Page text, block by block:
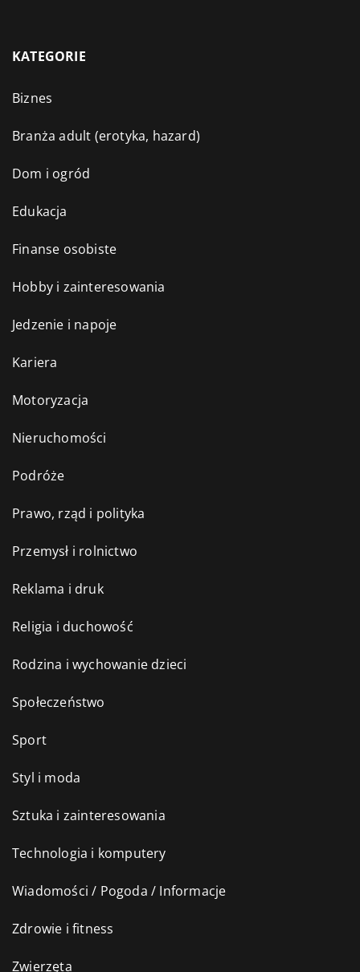
KATEGORIE
Biznes
Branża adult (erotyka, hazard)
Dom i ogród
Edukacja
Finanse osobiste
Hobby i zainteresowania
Jedzenie i napoje
Kariera
Motoryzacja
Nieruchomości
Podróże
Prawo, rząd i polityka
Przemysł i rolnictwo
Reklama i druk
Religia i duchowość
Rodzina i wychowanie dzieci
Społeczeństwo
Sport
Styl i moda
Sztuka i zainteresowania
Technologia i komputery
Wiadomości / Pogoda / Informacje
Zdrowie i fitness
Zwierzęta